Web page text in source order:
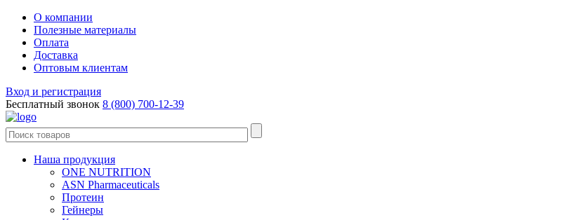
О компании
Полезные материалы
Оплата
Доставка
Оптовым клиентам
Вход и регистрация
Бесплатный звонок 8 (800) 700-12-39
Наша продукция
ONE NUTRITION
ASN Pharmaceuticals
Протеин
Гейнеры